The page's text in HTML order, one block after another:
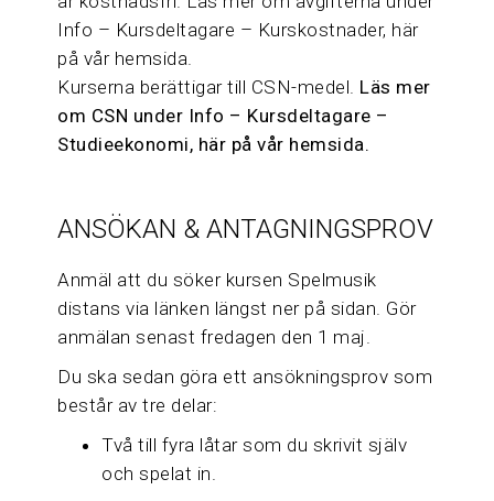
Info – Kursdeltagare – Kurskostnader, här
på vår hemsida.
Kurserna berättigar till CSN-medel. Läs mer
om CSN under Info – Kursdeltagare –
Studieekonomi, här på vår hemsida.
ANSÖKAN & ANTAGNINGSPROV
Anmäl att du söker kursen Spelmusik
distans via länken längst ner på sidan. Gör
anmälan senast fredagen den 1 maj.
Du ska sedan göra ett ansökningsprov som
består av tre delar:
Två till fyra låtar som du skrivit själv
och spelat in.